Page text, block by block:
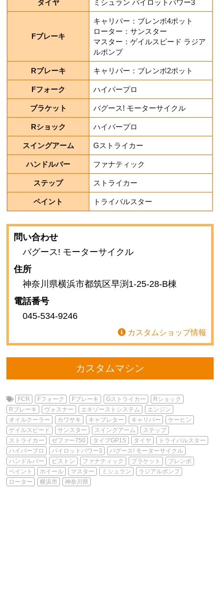
タイヤ ミシュラン パイロットパワー3
Fブレーキ
キャリパー：ブレンボ4ポット
ローター：サンスター
マスター：ゲイルスピード ラジア
ルポンプ
Rブレーキ キャリパー：ブレンボ2ポット
Fフォーク ハイパープロ
ブラケット バグース! モーターサイクル
Rショック ハイパープロ
スイングアーム Gストライカー
ハンドルバー ファナティック
ステップ ストライカー
ペイント トライバルスター
問い合わせ
バグース! モーターサイクル
住所
神奈川県横浜市都筑区早渕1-25-28-B棟
電話番号
045-534-9246
カスタムショップ情報
カスタムマシン
FCR Fフォーク Fブレーキ Gストライカー
Rショック
Rブレーキ
ヴォスナー エキゾーストシステム
エンジン
オイルクーラー
カワサキ キャブレター キャリパー
ケーヒン
ゲイルスピード
サンスター スイングアーム
ステップ
ストライカー
ゼファー750 タイプGP1S タイヤ
トライバルスター
ハイパープロ
パイロットパワー3
バグース! モーターサイクル
ハンドルバー
ピストン ファナティック ブラケット
ブレンボ
ペイント
ホイール マスター ミシュラン
ラジアルポンプ
ローター
横浜市 神奈川県